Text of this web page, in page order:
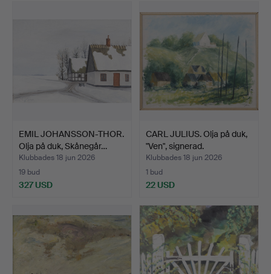
EMIL JOHANSSON-THOR.
Olja på duk, Skånegår…
Klubbades 18 jun 2026
19 bud
327 USD
CARL JULIUS. Olja på duk,
"Ven", signerad.
Klubbades 18 jun 2026
1 bud
22 USD